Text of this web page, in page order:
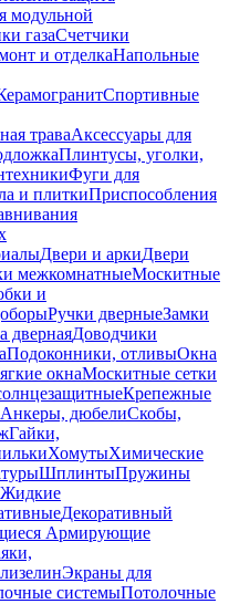
модульной
газаСчетчики
и отделкаНапольные
Спортивные
траваАксессуары для
Плинтусы, уголки,
Фуги для
и плиткиПриспособления
Двери и аркиДвери
межкомнатныеМоскитные
и
Ручки дверныеЗамки
двернаяДоводчики
Подоконники, отливыОкна
окнаМоскитные сетки
Крепежные
Анкеры, дюбелиСкобы,
Гайки,
ХомутыХимические
ШплинтыПружины
Жидкие
Декоративный
Армирующие
Экраны для
системыПотолочные